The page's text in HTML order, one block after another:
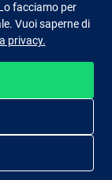
facciamo per
Vuoi saperne di
privacy.